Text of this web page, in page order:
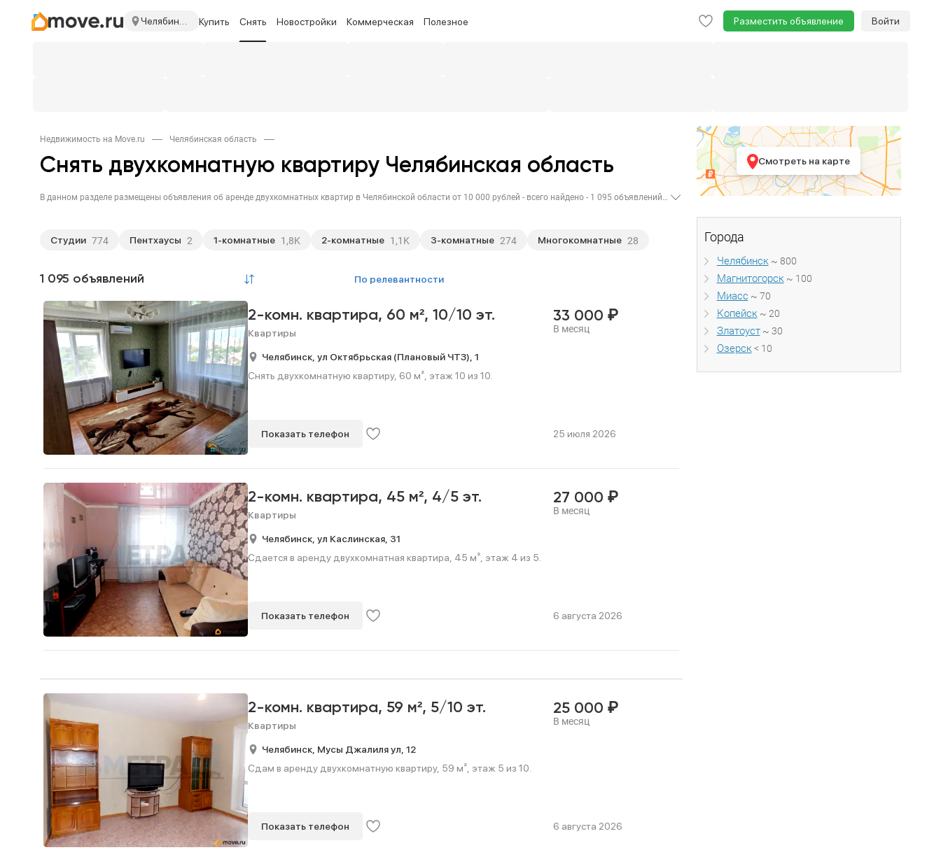
Купить Снять Новостройки Коммерческая Полезное Разместить объявление Войти
Смотреть на карте
Города
Челябинск ~ 800
Магнитогорск ~ 100
Миасс ~ 70
Копейск ~ 20
Златоуст~ 30
Озерск < 10
Недвижимость на Move.ru Челябинская область
Снять двухкомнатную квартиру Челябинская область
В данном разделе размещены объявления об аренде двухкомнатных квартир в Челябинской области от 10 000 рублей - всего найдено - 1 095 объявлений. Если вы желаете снять двухкомнатную квартиру от собственника, отметьте пункт "частные" в форме подбора объявлений. Воспользуйтесь нужными вам параметрами в форме подбора: местоположение, цена, метраж, этажность, возможность аренды с животными или детьми и многое другое. Move.ru быстро подберет подходящие для вас варианты. Аренда двухкомнатных квартир предлагается как на длительный срок от месяца, так и на короткий срок.
Студии 774 Пентхаусы 2 1-комнатные 1,8K 2-комнатные 1,1K 3-комнатные 274 Многокомнатные 28
1 095 объявлений по релевантности
2-комн. квартира, 60 м², 10/10 эт.
Квартиры
33 000 ₽
В месяц
Челябинск, ул Октябрьская (Плановый ЧТЗ), 1
Снять двухкомнатную квартиру, 60 м², этаж 10 из 10.
Показать телефон 25 июля 2026
2-комн. квартира, 45 м², 4/5 эт.
Квартиры
27 000 ₽
В месяц
Челябинск, ул Каслинская, 31
Сдается в аренду двухкомнатная квартира, 45 м², этаж 4 из 5.
Показать телефон 6 августа 2026
2-комн. квартира, 59 м², 5/10 эт.
Квартиры
25 000 ₽
В месяц
Челябинск, Мусы Джалиля ул, 12
Сдам в аренду двухкомнатную квартиру, 59 м², этаж 5 из 10.
Показать телефон 6 августа 2026